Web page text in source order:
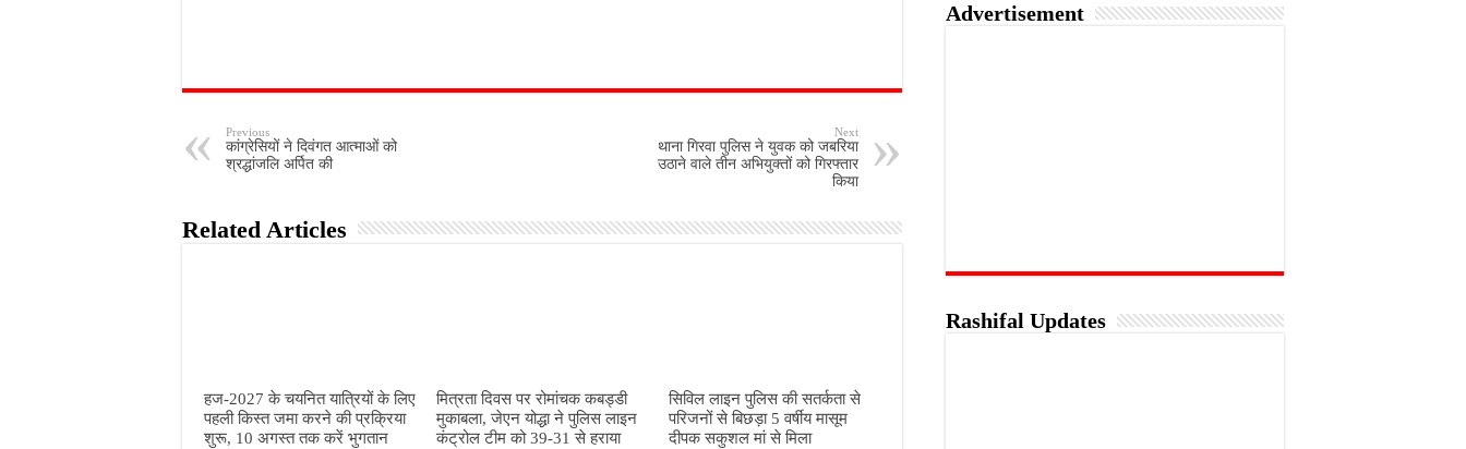
Previous
कांग्रेसियों ने दिवंगत आत्माओं को
श्रद्धांजलि अर्पित की
Next
थाना गिरवा पुलिस ने युवक को जबरिया
उठाने वाले तीन अभियुक्तों को गिरफ्तार
किया
Related Articles
हज-2027 के चयनित यात्रियों के लिए
पहली किस्त जमा करने की प्रक्रिया
शुरू, 10 अगस्त तक करें भुगतान
मित्रता दिवस पर रोमांचक कबड्डी
मुकाबला, जेएन योद्धा ने पुलिस लाइन
कंट्रोल टीम को 39-31 से हराया
सिविल लाइन पुलिस की सतर्कता से
परिजनों से बिछड़ा 5 वर्षीय मासूम
दीपक सकुशल मां से मिला
Advertisement
Rashifal Updates